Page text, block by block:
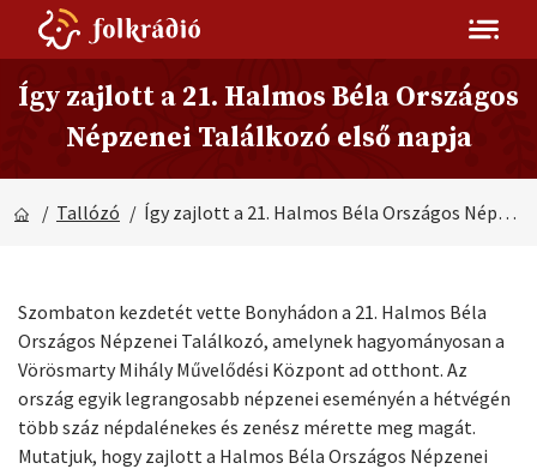
Így zajlott a 21. Halmos Béla Országos
Népzenei Találkozó első napja
/ Tallózó / Így zajlott a 21. Halmos Béla Országos Népzenei Találkozó első napja
Szombaton kezdetét vette Bonyhádon a 21. Halmos Béla
Országos Népzenei Találkozó, amelynek hagyományosan a
Vörösmarty Mihály Művelődési Központ ad otthont. Az
ország egyik legrangosabb népzenei eseményén a hétvégén
több száz népdalénekes és zenész mérette meg magát.
Mutatjuk, hogy zajlott a Halmos Béla Országos Népzenei